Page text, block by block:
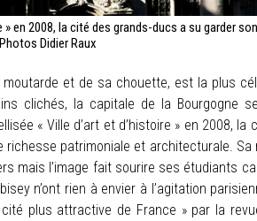
» en 2008, la cité des grands-ducs a su garder
Didier Raux
moutarde et de sa chouette, est la plus
clichés, la capitale de la Bourgogne
« Ville d’art et d’histoire » en 2008,
patrimoniale et architecturale.
mais l’image fait sourire ses étudiants
n’ont rien à envier à l’agitation
plus attractive de France » par la